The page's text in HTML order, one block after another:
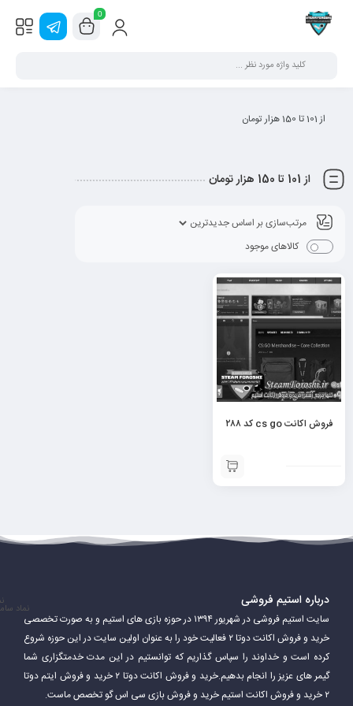
0
از 101 تا 150 هزار تومان
از 101 تا 150 هزار تومان
کالاهای موجود
فروش اکانت cs go کد ۲۸۸
درباره استیم فروشی
سایت استیم فروشی در شهریور ۱۳۹۴ در حوزه بازی های استیم و به صورت تخصصی
خرید و فروش اکانت دوتا ۲ فعالیت خود را به عنوان اولین سایت در این حوزه شروع
کرده است و خداوند را سپاس گذاریم که توانستیم در این مدت خدمتگزاری شما
گیمر های عزیز را انجام بدهیم.خرید و فروش اکانت دوتا ۲ خرید و فروش ایتم دوتا
۲ خرید و فروش اکانت استیم خرید و فروش بازی سی اس گو تخصص ماست.
نماد